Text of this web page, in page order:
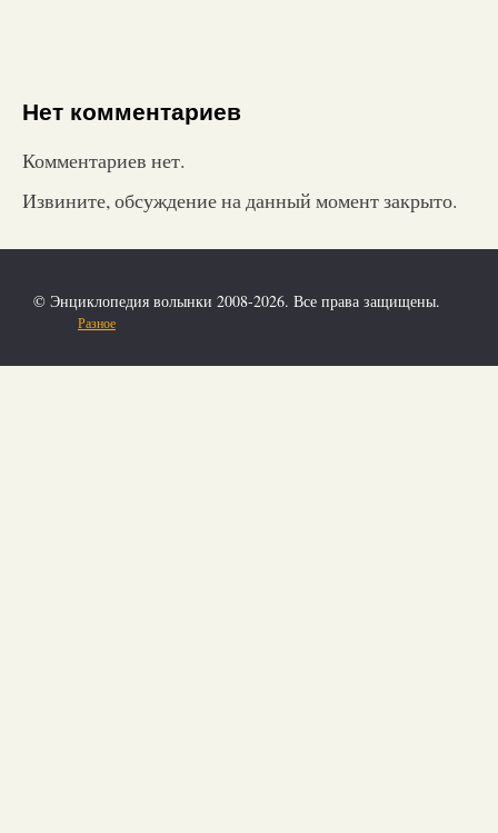
Нет комментариев
Комментариев нет.
Извините, обсуждение на данный момент закрыто.
© Энциклопедия волынки 2008-2026. Все права защищены.
Разное